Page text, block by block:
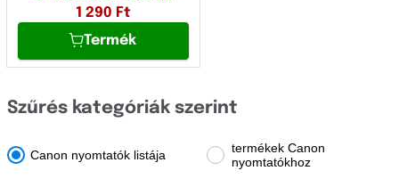
Panasonic
Pantum
Philips
Image Press
Image Runner
JX
1 290 Ft
Termék
Szűrés kategóriák szerint
Canon nyomtatók listája
termékek Canon
nyomtatókhoz